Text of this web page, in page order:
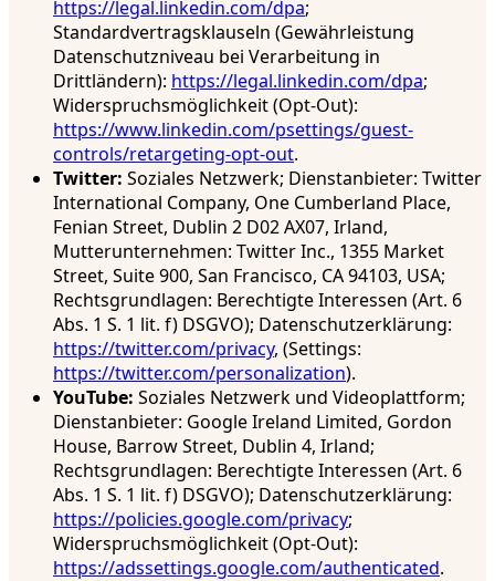
https://legal.linkedin.com/dpa;
Standardvertragsklauseln (Gewährleistung
Datenschutzniveau bei Verarbeitung in
Drittländern): https://legal.linkedin.com/dpa;
Widerspruchsmöglichkeit (Opt-Out):
https://www.linkedin.com/psettings/guest-
controls/retargeting-opt-out.
Twitter: Soziales Netzwerk; Dienstanbieter: Twitter
International Company, One Cumberland Place,
Fenian Street, Dublin 2 D02 AX07, Irland,
Mutterunternehmen: Twitter Inc., 1355 Market
Street, Suite 900, San Francisco, CA 94103, USA;
Rechtsgrundlagen: Berechtigte Interessen (Art. 6
Abs. 1 S. 1 lit. f) DSGVO); Datenschutzerklärung:
https://twitter.com/privacy, (Settings:
https://twitter.com/personalization).
YouTube: Soziales Netzwerk und Videoplattform;
Dienstanbieter: Google Ireland Limited, Gordon
House, Barrow Street, Dublin 4, Irland;
Rechtsgrundlagen: Berechtigte Interessen (Art. 6
Abs. 1 S. 1 lit. f) DSGVO); Datenschutzerklärung:
https://policies.google.com/privacy;
Widerspruchsmöglichkeit (Opt-Out):
https://adssettings.google.com/authenticated.